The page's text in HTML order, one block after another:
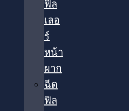
ฟิล
เลอ
ร์
หน้า
ผาก
ฉีด
ฟิล